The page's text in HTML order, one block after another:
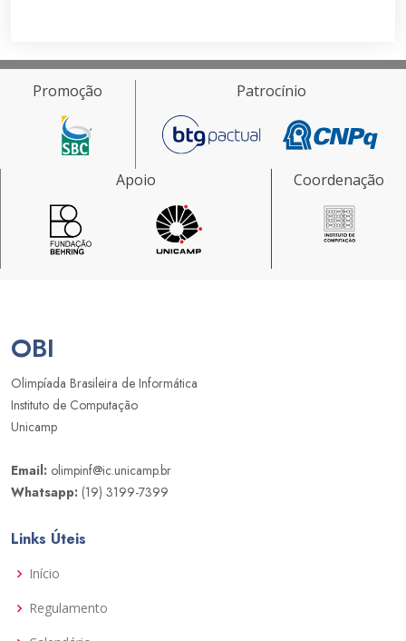
Promoção Patrocínio
Apoio Coordenação
OBI
Olimpíada Brasileira de Informática
Instituto de Computação
Unicamp
Email: olimpinf@ic.unicamp.br
Whatsapp: (19) 3199-7399
Links Úteis
Início
Regulamento